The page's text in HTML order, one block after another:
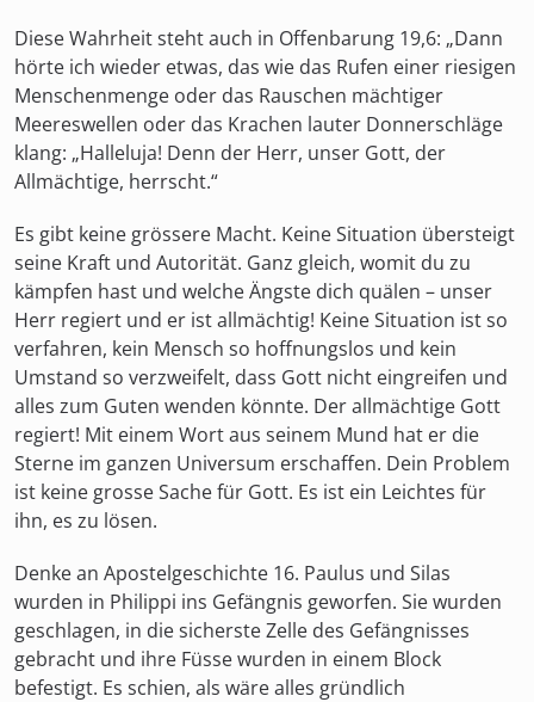
Diese Wahrheit steht auch in Offenbarung 19,6: „Dann
hörte ich wieder etwas, das wie das Rufen einer riesigen
Menschenmenge oder das Rauschen mächtiger
Meereswellen oder das Krachen lauter Donnerschläge
klang: „Halleluja! Denn der Herr, unser Gott, der
Allmächtige, herrscht.“
Es gibt keine grössere Macht. Keine Situation übersteigt
seine Kraft und Autorität. Ganz gleich, womit du zu
kämpfen hast und welche Ängste dich quälen – unser
Herr regiert und er ist allmächtig! Keine Situation ist so
verfahren, kein Mensch so hoffnungslos und kein
Umstand so verzweifelt, dass Gott nicht eingreifen und
alles zum Guten wenden könnte. Der allmächtige Gott
regiert! Mit einem Wort aus seinem Mund hat er die
Sterne im ganzen Universum erschaffen. Dein Problem
ist keine grosse Sache für Gott. Es ist ein Leichtes für
ihn, es zu lösen.
Denke an Apostelgeschichte 16. Paulus und Silas
wurden in Philippi ins Gefängnis geworfen. Sie wurden
geschlagen, in die sicherste Zelle des Gefängnisses
gebracht und ihre Füsse wurden in einem Block
befestigt. Es schien, als wäre alles gründlich